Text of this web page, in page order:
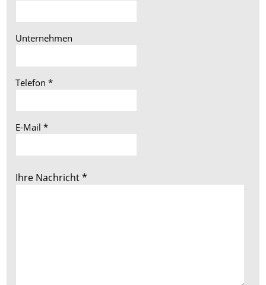
Unternehmen
Telefon*
E-Mail*
Ihre Nachricht*